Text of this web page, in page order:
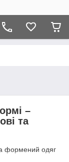
–
та
формений одяг